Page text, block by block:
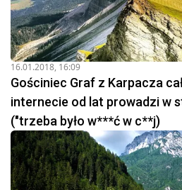
16.01.2018, 16:09
Gościniec Graf z Karpacza
internecie od lat prowadzi w
("trzeba było w***ć w c**j)